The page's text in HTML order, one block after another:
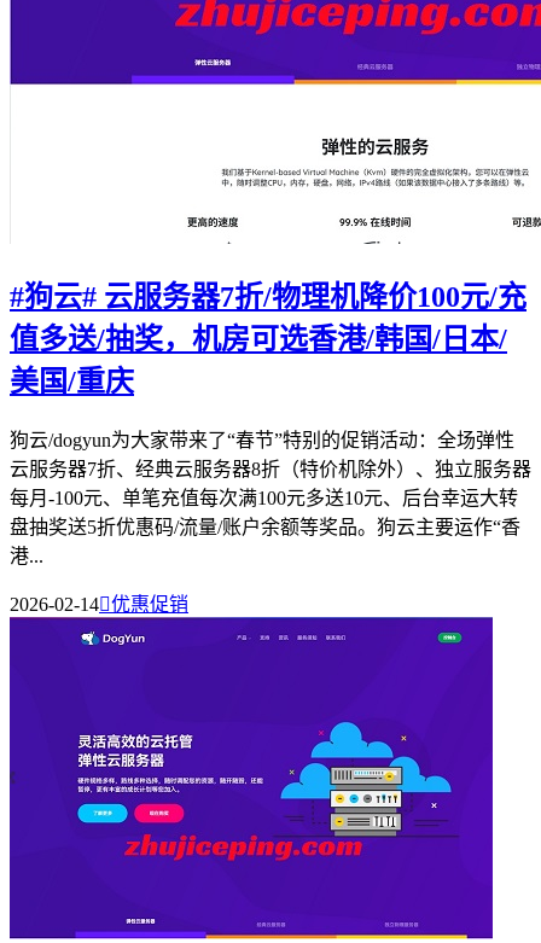
#狗云# 云服务器7折/物理机降价100元/充
值多送/抽奖，机房可选香港/韩国/日本/
美国/重庆
狗云/dogyun为大家带来了“春节”特别的促销活动：全场弹性
云服务器7折、经典云服务器8折（特价机除外）、独立服务器
每月-100元、单笔充值每次满100元多送10元、后台幸运大转
盘抽奖送5折优惠码/流量/账户余额等奖品。狗云主要运作“香
港...
2026-02-14优惠促销